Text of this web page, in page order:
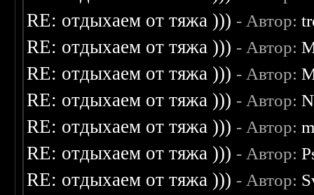
RE: отдыхаем от тяжа ))) - Автор:
RE: отдыхаем от тяжа ))) - Автор:
RE: отдыхаем от тяжа ))) - Автор:
RE: отдыхаем от тяжа ))) - Автор:
RE: отдыхаем от тяжа ))) - Автор:
RE: отдыхаем от тяжа ))) - Автор:
RE: отдыхаем от тяжа ))) - Автор: